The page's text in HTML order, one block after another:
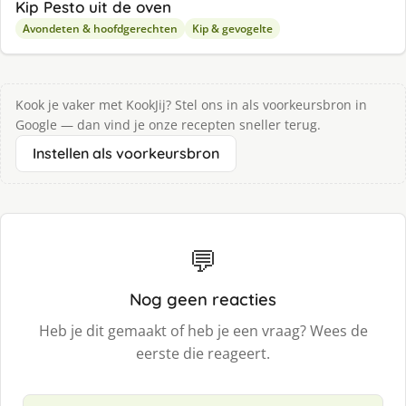
Kip Pesto uit de oven
Avondeten & hoofdgerechten Kip & gevogelte
Kook je vaker met KookJij? Stel ons in als voorkeursbron in
Google — dan vind je onze recepten sneller terug.
Instellen als voorkeursbron
💬
Nog geen reacties
Heb je dit gemaakt of heb je een vraag? Wees de
eerste die reageert.